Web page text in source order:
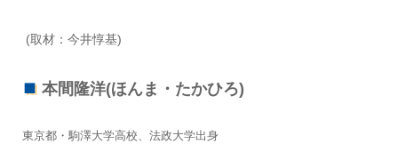
(取材：今井惇基)
本間隆洋(ほんま・たかひろ)
東京都・駒澤大学高校、法政大学出身